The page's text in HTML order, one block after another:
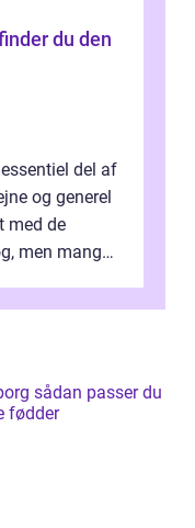
del af
og generel
med de
men mange
du
fødder